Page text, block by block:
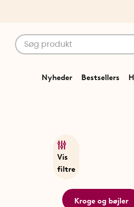
Nyheder Bestsellers
Vis
filtre
Kroge og bøjler